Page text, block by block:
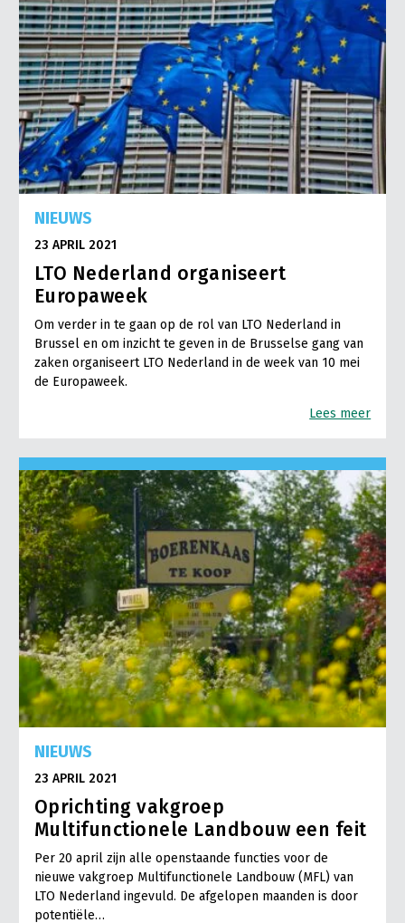
NIEUWS
23 APRIL 2021
LTO Nederland organiseert
Europaweek
Om verder in te gaan op de rol van LTO Nederland in
Brussel en om inzicht te geven in de Brusselse gang van
zaken organiseert LTO Nederland in de week van 10 mei
de Europaweek.
Lees meer
NIEUWS
23 APRIL 2021
Oprichting vakgroep
Multifunctionele Landbouw een feit
Per 20 april zijn alle openstaande functies voor de
nieuwe vakgroep Multifunctionele Landbouw (MFL) van
LTO Nederland ingevuld. De afgelopen maanden is door
potentiële…